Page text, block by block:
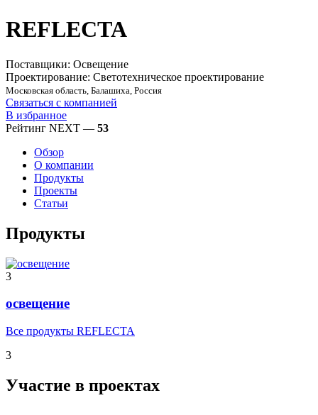
REFLECTA
Поставщики: Освещение
Проектирование: Светотехническое проектирование
Московская область, Балашиха, Россия
Связаться с компанией
В избранное
Рейтинг NEXT — 53
Обзор
О компании
Продукты
Проекты
Статьи
Продукты
3
освещение
Все продукты REFLECTA
3
Участие в проектах